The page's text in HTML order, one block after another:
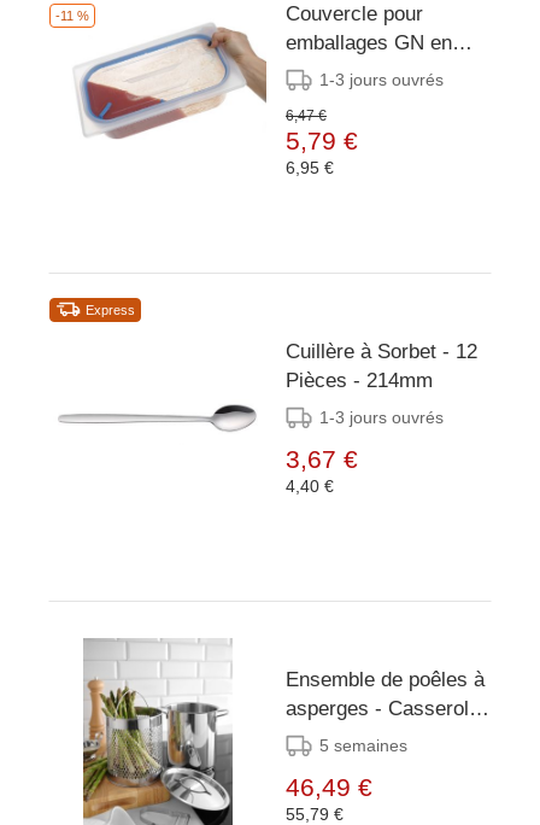
-11 %
Couvercle pour
emballages GN en
polypropylène, avec
1/9 ".
1-3 jours ouvrés
6,47 €
5,79 €
6,95 €
Express
Cuillère à Sorbet - 12
Pièces - 214mm
1-3 jours ouvrés
3,67 €
4,40 €
Ensemble de poêles à
asperges - Casserole
3 pièces, panier
5,5 litres -
5 semaines
46,49 €
55,79 €